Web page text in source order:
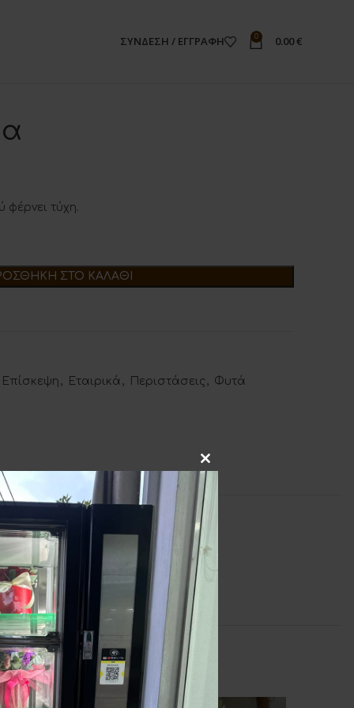
ΣΎΝΔΕΣΗ / ΕΓΓΡΑΦΉ 0 0.00€
φέρνει τύχη.
ΣΤΟ ΚΑΛΆΘΙ
Επίσκεψη , Εταιρικά , Περιστάσεις , Φυτά